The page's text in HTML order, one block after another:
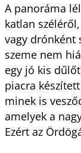
A panoráma
katlan
vagy drónként
szeme nem
egy jó kis
piacra
minek is
amelyek a
Ezért az